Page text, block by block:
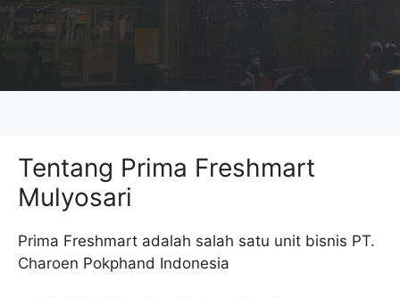
Tentang Prima Freshmart
Mulyosari
Prima Freshmart adalah salah satu unit bisnis PT.
Charoen Pokphand Indonesia